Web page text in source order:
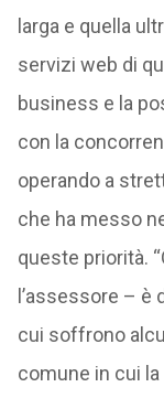
larga e quella
servizi web di
business e la
con la
operando a
che ha messo
queste priorità.
l’assessore – è
cui soffrono
comune in cui